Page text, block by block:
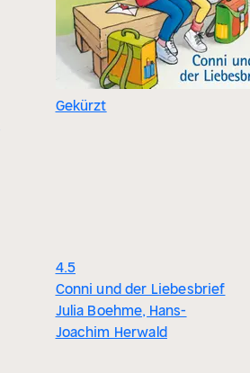
Gekürzt
4.5
Conni und der Liebesbrief
Julia Boehme, Hans-
Joachim Herwald